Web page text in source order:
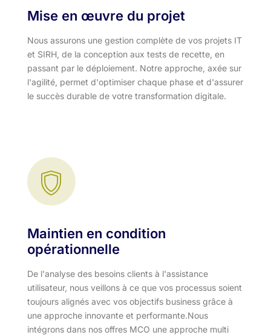
Mise en œuvre du projet
Nous assurons une gestion complète de vos projets IT
et SIRH, de la conception aux tests de recette, en
passant par le déploiement. Notre approche, axée sur
l'agilité, permet d'optimiser chaque phase et d'assurer
le succès durable de votre transformation digitale.
Maintien en condition
opérationnelle
De l'analyse des besoins clients à l'assistance
utilisateur, nous veillons à ce que vos processus soient
toujours alignés avec vos objectifs business grâce à
une approche innovante et performante.​ Nous
intégrons dans nos offres MCO une approche multi